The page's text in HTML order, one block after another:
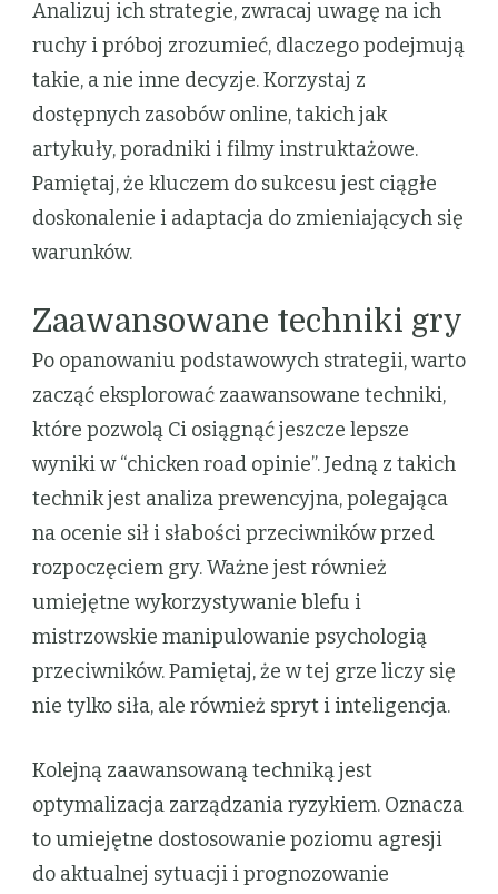
Analizuj ich strategie, zwracaj uwagę na ich
ruchy i próboj zrozumieć, dlaczego podejmują
takie, a nie inne decyzje. Korzystaj z
dostępnych zasobów online, takich jak
artykuły, poradniki i filmy instruktażowe.
Pamiętaj, że kluczem do sukcesu jest ciągłe
doskonalenie i adaptacja do zmieniających się
warunków.
Zaawansowane techniki gry
Po opanowaniu podstawowych strategii, warto
zacząć eksplorować zaawansowane techniki,
które pozwolą Ci osiągnąć jeszcze lepsze
wyniki w “chicken road opinie”. Jedną z takich
technik jest analiza prewencyjna, polegająca
na ocenie sił i słabości przeciwników przed
rozpoczęciem gry. Ważne jest również
umiejętne wykorzystywanie blefu i
mistrzowskie manipulowanie psychologią
przeciwników. Pamiętaj, że w tej grze liczy się
nie tylko siła, ale również spryt i inteligencja.
Kolejną zaawansowaną techniką jest
optymalizacja zarządzania ryzykiem. Oznacza
to umiejętne dostosowanie poziomu agresji
do aktualnej sytuacji i prognozowanie